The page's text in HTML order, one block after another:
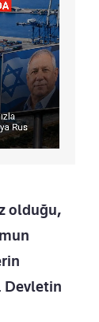
olduğu,
Devletin